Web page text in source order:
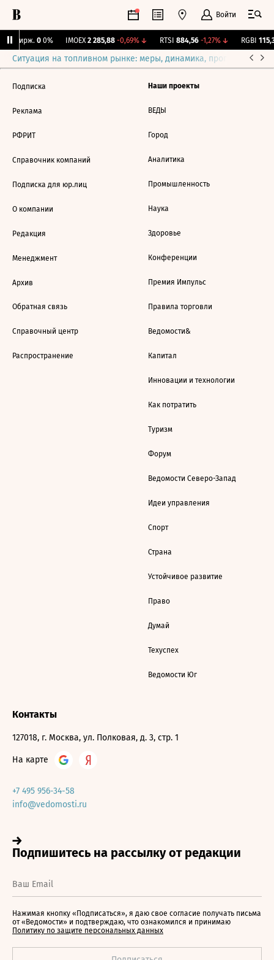
Войти
Бирж. 0 0% IMOEX 2 285,88 -0,69%↓ RTSI 884,56 -1,27%↓ RGBI
Ситуация на топливном рынке: меры, динамика, прогнозы
Подписка
Реклама
РФРИТ
Справочник компаний
Подписка для юр.лиц
О компании
Редакция
Менеджмент
Архив
Обратная связь
Справочный центр
Распространение
Наши проекты
ВЕДЫ
Город
Аналитика
Промышленность
Наука
Здоровье
Конференции
Премия Импульс
Правила торговли
Ведомости&
Капитал
Инновации и технологии
Как потратить
Туризм
Форум
Ведомости Северо-Запад
Идеи управления
Спорт
Страна
Устойчивое развитие
Право
Думай
Техуспех
Ведомости Юг
Контакты
127018, г. Москва, ул. Полковая, д. 3, стр. 1
На карте
+7 495 956-34-58
info@vedomosti.ru
Нажимая кнопку «Подписаться», я даю свое согласие получать письма
от «Ведомости» и подтверждаю, что ознакомился и принимаю
Политику по защите персональных данных